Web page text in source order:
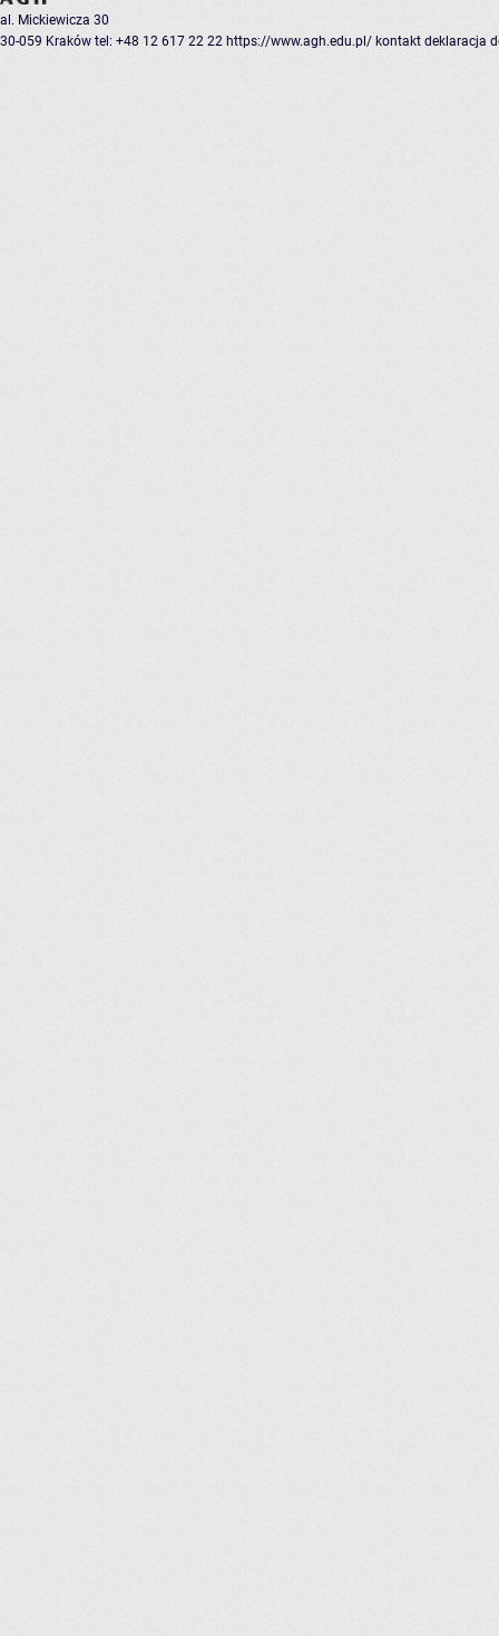
al. Mickiewicza 30
30-059 Kraków tel: +48 12 617 22 22 https://www.agh.edu.pl/ kontakt deklaracja